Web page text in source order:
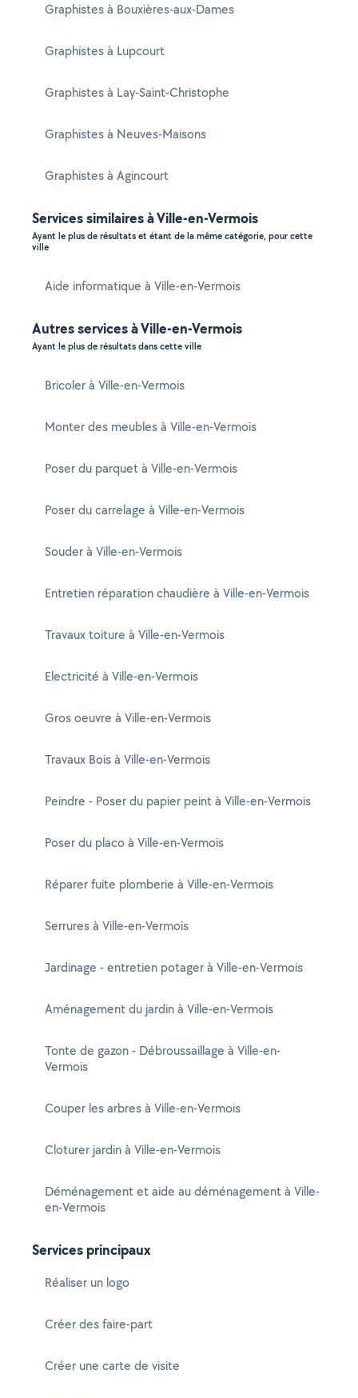
Graphistes à Bouxières-aux-Dames
Graphistes à Lupcourt
Graphistes à Lay-Saint-Christophe
Graphistes à Neuves-Maisons
Graphistes à Agincourt
Services similaires à Ville-en-Vermois
Ayant le plus de résultats et étant de la même catégorie, pour cette
ville
Aide informatique à Ville-en-Vermois
Autres services à Ville-en-Vermois
Ayant le plus de résultats dans cette ville
Bricoler à Ville-en-Vermois
Monter des meubles à Ville-en-Vermois
Poser du parquet à Ville-en-Vermois
Poser du carrelage à Ville-en-Vermois
Souder à Ville-en-Vermois
Entretien réparation chaudière à Ville-en-Vermois
Travaux toiture à Ville-en-Vermois
Electricité à Ville-en-Vermois
Gros oeuvre à Ville-en-Vermois
Travaux Bois à Ville-en-Vermois
Peindre - Poser du papier peint à Ville-en-Vermois
Poser du placo à Ville-en-Vermois
Réparer fuite plomberie à Ville-en-Vermois
Serrures à Ville-en-Vermois
Jardinage - entretien potager à Ville-en-Vermois
Aménagement du jardin à Ville-en-Vermois
Tonte de gazon - Débroussaillage à Ville-en-
Vermois
Couper les arbres à Ville-en-Vermois
Cloturer jardin à Ville-en-Vermois
Déménagement et aide au déménagement à Ville-
en-Vermois
Services principaux
Réaliser un logo
Créer des faire-part
Créer une carte de visite